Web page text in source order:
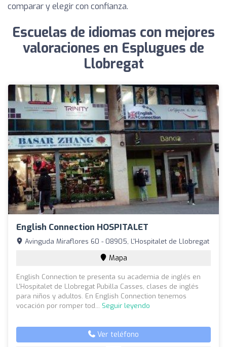
comparar y elegir con confianza.
Escuelas de idiomas con mejores
valoraciones en Esplugues de
Llobregat
English Connection HOSPITALET
Avinguda Miraflores 60 - 08905, L'Hospitalet de Llobregat
Mapa
English Connection te presenta su academia de inglés en
L'Hospitalet de Llobregat Pubilla Casses, clases de inglés
para niños y adultos. En English Connection tenemos
vocación por romper tod... Seguir leyendo
Ver teléfono